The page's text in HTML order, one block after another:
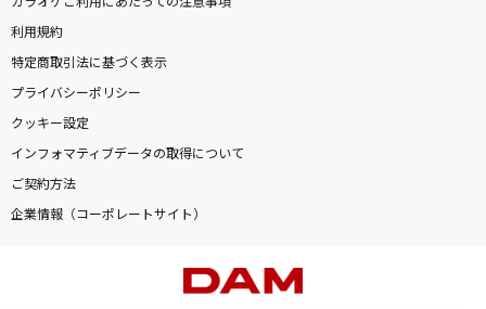
利用規約
特定商取引法に基づく表示
プライバシーポリシー
クッキー設定
インフォマティブデータの取得について
ご契約方法
企業情報（コーポレートサイト）